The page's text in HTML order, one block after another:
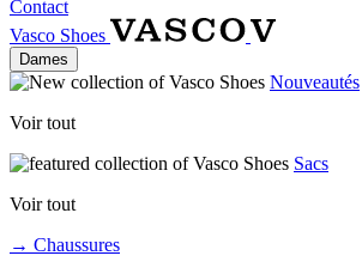
Contact
Vasco Shoes
Dames
Nouveautés
Voir tout
Sacs
Voir tout
→ Chaussures